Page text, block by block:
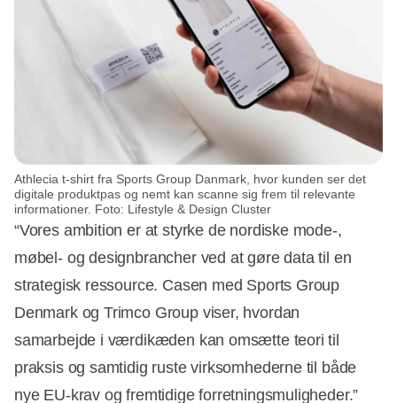
Athlecia t-shirt fra Sports Group Danmark, hvor kunden ser det
digitale produktpas og nemt kan scanne sig frem til relevante
informationer. Foto: Lifestyle & Design Cluster
“Vores ambition er at styrke de nordiske mode-,
møbel- og designbrancher ved at gøre data til en
strategisk ressource. Casen med Sports Group
Denmark og Trimco Group viser, hvordan
samarbejde i værdikæden kan omsætte teori til
praksis og samtidig ruste virksomhederne til både
nye EU-krav og fremtidige forretningsmuligheder.”